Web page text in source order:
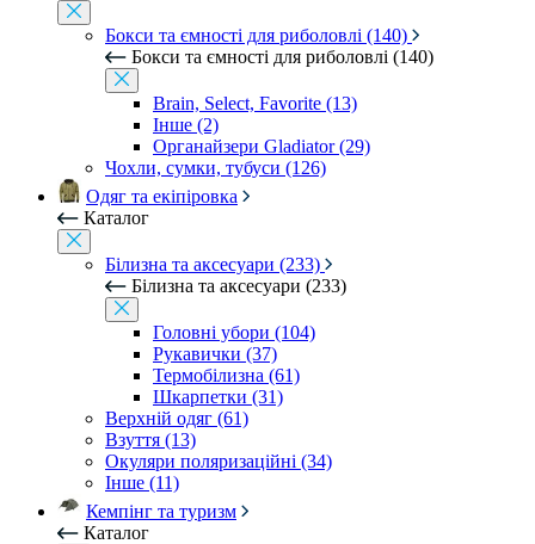
Бокси та ємності для риболовлі (140)
Бокси та ємності для риболовлі (140)
Brain, Select, Favorite (13)
Інше (2)
Органайзери Gladiator (29)
Чохли, сумки, тубуси (126)
Одяг та екіпіровка
Каталог
Білизна та аксесуари (233)
Білизна та аксесуари (233)
Головні убори (104)
Рукавички (37)
Термобілизна (61)
Шкарпетки (31)
Верхній одяг (61)
Взуття (13)
Окуляри поляризаційні (34)
Інше (11)
Кемпінг та туризм
Каталог